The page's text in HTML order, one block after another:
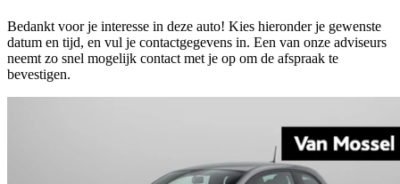
Bedankt voor je interesse in deze auto! Kies hieronder je gewenste
datum en tijd, en vul je contactgegevens in. Een van onze adviseurs
neemt zo snel mogelijk contact met je op om de afspraak te
bevestigen.